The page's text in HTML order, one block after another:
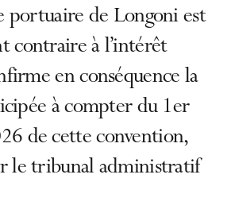
portuaire de Longoni est
contraire à l’intérêt
en conséquence la
à compter du 1er
de cette convention,
le tribunal administratif